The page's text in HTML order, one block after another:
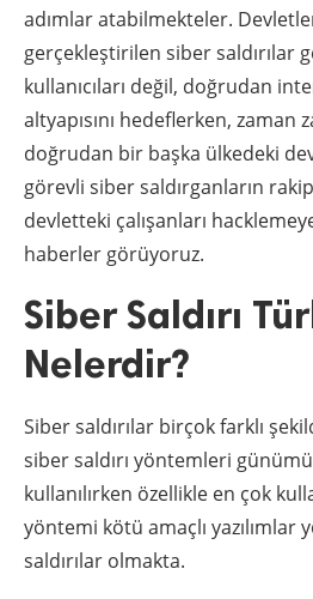
adımlar atabilmekteler.
gerçekleştirilen siber saldırılar
kullanıcıları değil, doğrudan
altyapısını hedeflerken, zaman
doğrudan bir başka ülkedeki
görevli siber saldırganların
devletteki çalışanları
haberler görüyoruz.
Siber Saldırı
Nelerdir?
Siber saldırılar birçok farklı
siber saldırı yöntemleri
kullanılırken özellikle en çok
yöntemi kötü amaçlı yazılımlar
saldırılar olmakta.